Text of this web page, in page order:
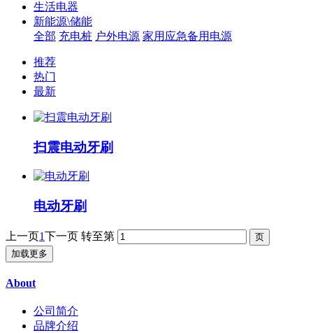
生活电器
新能源\储能
全部 充电桩 户外电源 家用应急备用电源
推荐
热门
最新
扫震电动牙刷
电动牙刷
上一页1下一页 转至第
加载更多
About
公司简介
品牌介绍